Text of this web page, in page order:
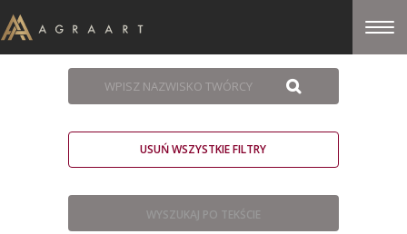
USUŃ WSZYSTKIE FILTRY